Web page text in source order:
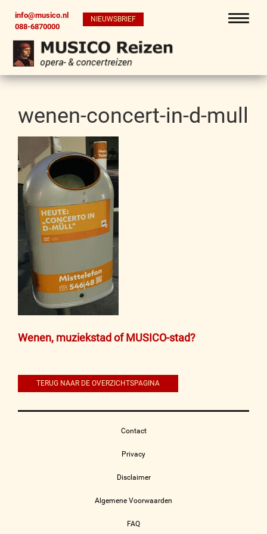
info@musico.nl
088-6870000
NIEUWSBRIEF
wenen-concert-in-d-mull
Bericht
Wenen, muziekstad of MUSICO-stad?
TERUG NAAR DE OVERZICHTSPAGINA
Contact
Privacy
Disclaimer
Algemene Voorwaarden
FAQ